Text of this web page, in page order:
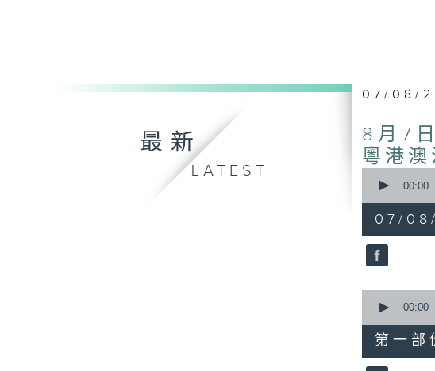
最新
LATEST
07/08/
8月7
粵港
hour,
37
minutes,
51
90%
00:00
07/
50
50
00:00
第一